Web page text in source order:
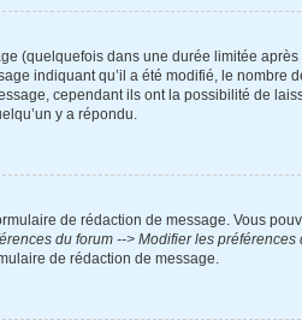
(quelquefois dans une durée limitée
indiquant qu’il a été modifié, le nombre
cependant ils ont la possibilité de
y a répondu.
de rédaction de message. Vous
du forum --> Modifier les préférences
de rédaction de message.